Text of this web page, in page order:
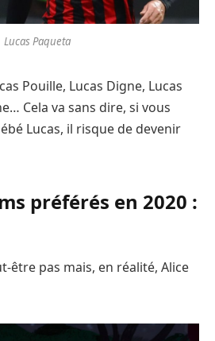
Lucas Paqueta
Pouille, Lucas Digne, Lucas
Cela va sans dire, si vous
Lucas, il risque de devenir
préférés en 2020 :
être pas mais, en réalité, Alice